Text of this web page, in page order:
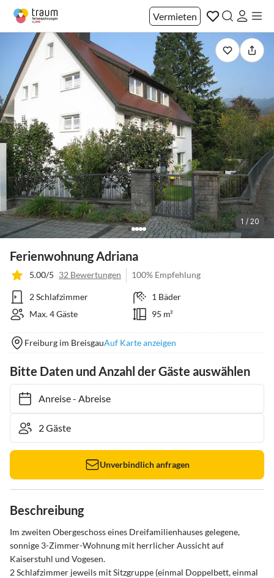
Vermieten
1 / 20
Ferienwohnung Adriana
5.00/5 32 Bewertungen 100% Empfehlung
2 Schlafzimmer
1 Bäder
Max. 4 Gäste
95 m²
Freiburg im BreisgauAuf Karte anzeigen
Bitte Daten und Anzahl der Gäste auswählen
Anreise- Abreise
Unverbindlich anfragen
Beschreibung
Im zweiten Obergeschoss eines Dreifamilienhauses gelegene,
sonnige 3-Zimmer-Wohnung mit herrlicher Aussicht auf
Kaiserstuhl und Vogesen.
2 Schlafzimmer jeweils mit Sitzgruppe (einmal Doppelbett, einmal